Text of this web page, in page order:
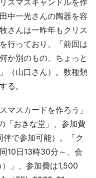
中一光さんの陶器を容
さんは一昨年もクリス
行っており、「前回は
か別のもの、ちょっと
（山口さん）。数種類
る。
マスカードを作ろう」
「おきな堂」、参加費
で参加可能）。「ク
10日13時30分～、会
」、参加費は1,500